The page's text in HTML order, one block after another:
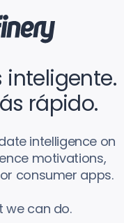
rápido.
intelligence on
motivations,
consumer apps.
we can do.